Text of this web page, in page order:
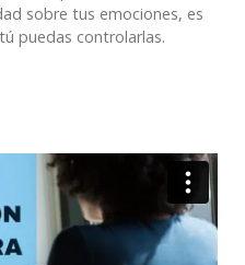
sobre tus emociones, es
puedas controlarlas.